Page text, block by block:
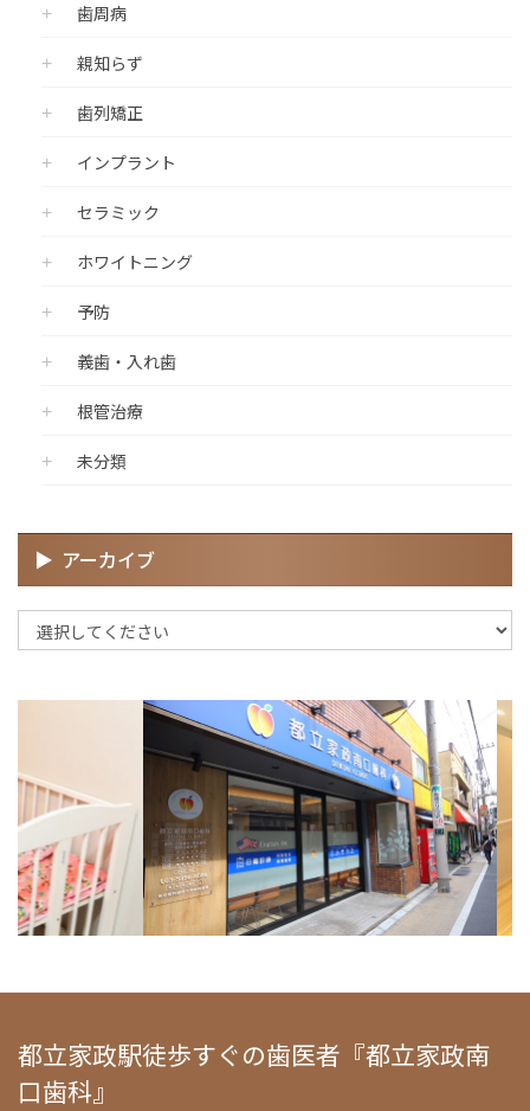
歯周病
親知らず
歯列矯正
インプラント
セラミック
ホワイトニング
予防
義歯・入れ歯
根管治療
未分類
アーカイブ
都立家政駅徒歩すぐの歯医者『都立家政南
口歯科』